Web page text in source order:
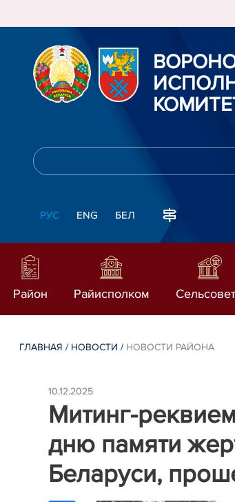
РУС ENG БЕЛ
Район Райисполком
ГЛАВНАЯ / НОВОСТИ / НОВОСТИ РАЙОНА
10.12.2025
Митинг-
дню памяти
Беларуси,